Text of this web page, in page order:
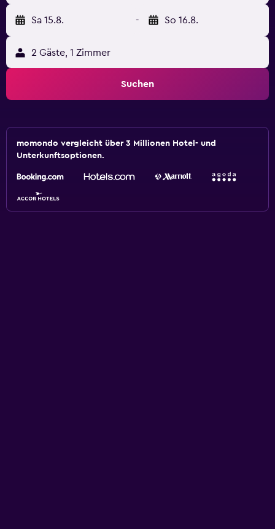
Sa 15.8. - So 16.8.
2 Gäste, 1 Zimmer
Suchen
momondo vergleicht über 3 Millionen Hotel- und
Unterkunftsoptionen.